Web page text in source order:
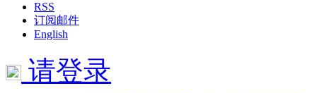
RSS
订阅邮件
English
请登录